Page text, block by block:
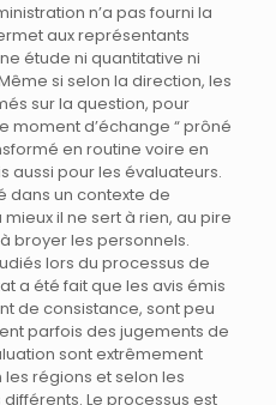
n’a pas fourni la
aux représentants
étude ni quantitative ni
si selon la direction, les
sur la question, pour
moment d’échange “ prôné
en routine voire en
aussi pour les évaluateurs.
dans un contexte de
il ne sert à rien, au pire
broyer les personnels.
lors du processus de
a été fait que les avis émis
de consistance, sont peu
parfois des jugements de
sont extrêmement
régions et selon les
Le processus est